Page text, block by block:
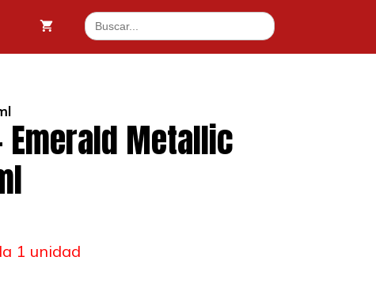
Buscar:
Emerald Metallic
1 unidad
Green
17ml